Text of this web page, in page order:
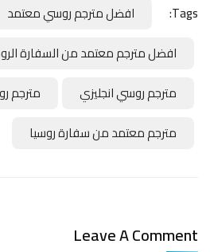
Tags:
افضل مترجم روسي معتمد
افضل مترجم معتمد من السفارة
مترجم روسي انجليزي
مترجم
مترجم معتمد من سفارة روسيا
Leave A Comment